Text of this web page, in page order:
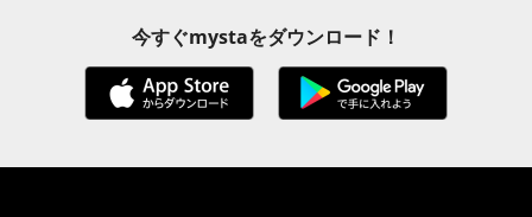
今すぐmystaをダウンロード！